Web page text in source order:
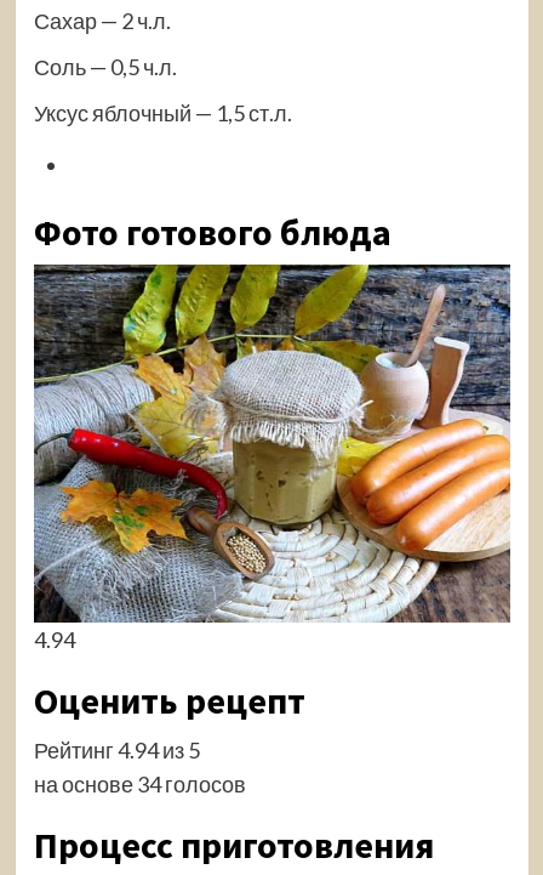
Сахар — 2 ч.л.
Соль — 0,5 ч.л.
Уксус яблочный — 1,5 ст.л.
Фото готового блюда
4.94
Оценить рецепт
Рейтинг 4.94 из 5
на основе 34 голосов
Процесс приготовления